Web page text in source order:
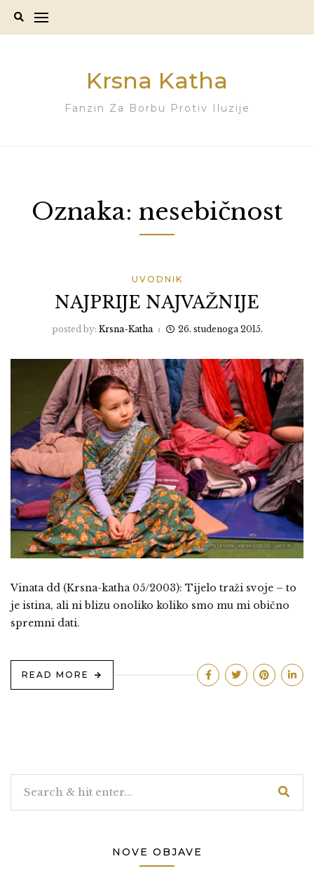
Krsna Katha
Fanzin Za Borbu Protiv Iluzije
Oznaka: nesebičnost
UVODNIK
NAJPRIJE NAJVAŽNIJE
posted by: Krsna-Katha 26. studenoga 2015.
Vinata dd (Krsna-katha 05/2003): Tijelo traži svoje – to
je istina, ali ni blizu onoliko koliko smo mu mi obično
spremni dati.
READ MORE
NOVE OBJAVE